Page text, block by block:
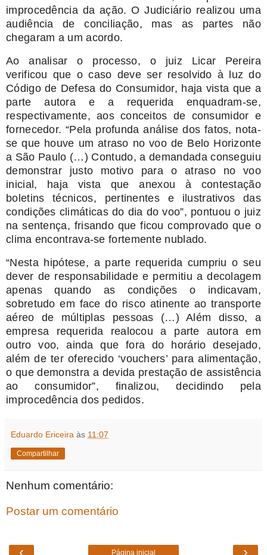
improcedência da ação. O Judiciário realizou uma
audiência de conciliação, mas as partes não
chegaram a um acordo.
Ao analisar o processo, o juiz Licar Pereira
verificou que o caso deve ser resolvido à luz do
Código de Defesa do Consumidor, haja vista que a
parte autora e a requerida enquadram-se,
respectivamente, aos conceitos de consumidor e
fornecedor. “Pela profunda análise dos fatos, nota-
se que houve um atraso no voo de Belo Horizonte
a São Paulo (…) Contudo, a demandada conseguiu
demonstrar justo motivo para o atraso no voo
inicial, haja vista que anexou à contestação
boletins técnicos, pertinentes e ilustrativos das
condições climáticas do dia do voo”, pontuou o juiz
na sentença, frisando que ficou comprovado que o
clima encontrava-se fortemente nublado.
“Nesta hipótese, a parte requerida cumpriu o seu
dever de responsabilidade e permitiu a decolagem
apenas quando as condições o indicavam,
sobretudo em face do risco atinente ao transporte
aéreo de múltiplas pessoas (…) Além disso, a
empresa requerida realocou a parte autora em
outro voo, ainda que fora do horário desejado,
além de ter oferecido ‘vouchers’ para alimentação,
o que demonstra a devida prestação de assistência
ao consumidor”, finalizou, decidindo pela
improcedência dos pedidos.
Eduardo Ericeira às 11:07
Compartilhar
Nenhum comentário:
Postar um comentário
‹ ›
Página inicial